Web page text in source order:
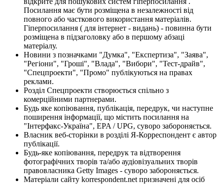
Посилання має бути розміщена в незалежності від
повного або часткового використання матеріалів.
Гіперпосилання ( для інтернет - видань) - повинна бути
розміщена в підзаголовку або в першому абзаці
матеріалу.
Новини з позначками "Думка", "Експертиза", "Заява",
"Регіони", "Гроші", "Влада", "Вибори", "Тест-драйв",
"Спецпроекти", "Промо" публікуються на правах
реклами.
Розділ Спецпроекти створюється спільно з
комерційними партнерами.
Будь яке копіювання, публікація, передрук, чи наступне
поширення інформації, що містить посилання на
"Інтерфакс-Україна", EPA / UPG, суворо забороняється.
Власник веб-сторінки в розділі Я-Корреспондент є автор
публікації.
Будь-яке копіювання, передрук та відтворення
фотографічних творів та/або аудіовізуальних творів
правовласника Getty Images - суворо забороняється.
Матеріали сайту korrespondent.net призначені для осіб